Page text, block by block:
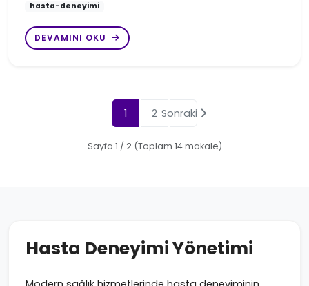
hasta-deneyimi
DEVAMINI OKU
1 2 Sonraki
Sayfa 1 / 2 (Toplam 14 makale)
Hasta Deneyimi Yönetimi